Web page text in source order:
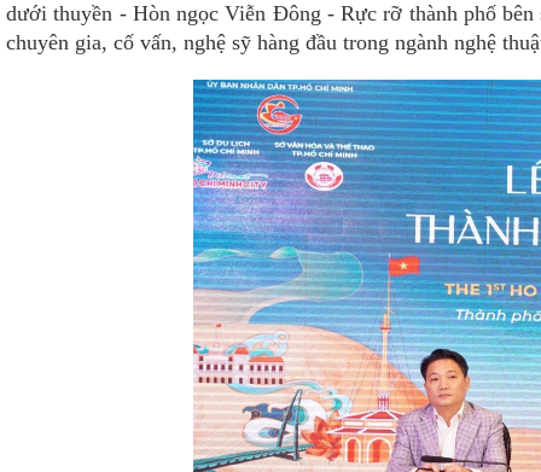
dưới thuyền - Hòn ngọc Viễn Đông - Rực rỡ thành phố
chuyên gia, cố vấn, nghệ sỹ hàng đầu trong ngành nghệ